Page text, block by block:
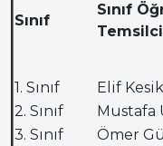
Sınıf
Sınıf
1. Sınıf
Elif
2. Sınıf
Mustafa
3. Sınıf
Ömer